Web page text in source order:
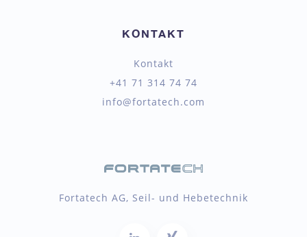
KONTAKT
Kontakt
+41 71 314 74 74
info@fortatech.com
Fortatech AG, Seil- und Hebetechnik